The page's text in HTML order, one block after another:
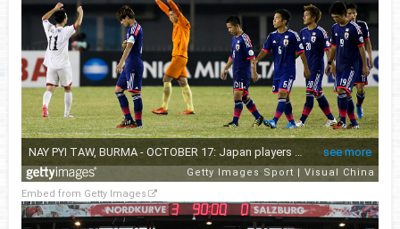
Embed from Getty Images